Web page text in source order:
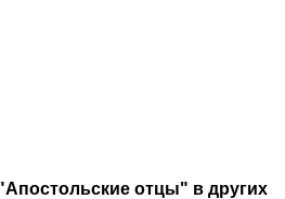
отцы" в других